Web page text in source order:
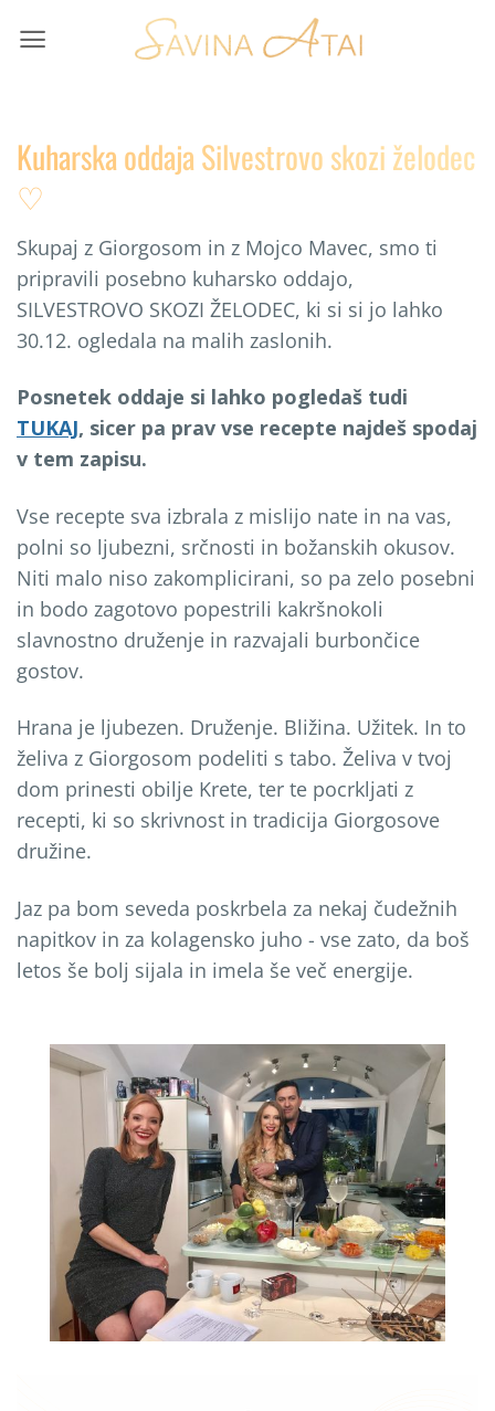
Kuharska oddaja Silvestrovo skozi želodec
♡
Skupaj z Giorgosom in z Mojco Mavec, smo ti
pripravili posebno kuharsko oddajo,
SILVESTROVO SKOZI ŽELODEC, ki si si jo lahko
30.12. ogledala na malih zaslonih.
Posnetek oddaje si lahko pogledaš tudi
TUKAJ, sicer pa prav vse recepte najdeš spodaj
v tem zapisu.
Vse recepte sva izbrala z mislijo nate in na vas,
polni so ljubezni, srčnosti in božanskih okusov.
Niti malo niso zakomplicirani, so pa zelo posebni
in bodo zagotovo popestrili kakršnokoli
slavnostno druženje in razvajali burbončice
gostov.
Hrana je ljubezen. Druženje. Bližina. Užitek. In to
želiva z Giorgosom podeliti s tabo. Želiva v tvoj
dom prinesti obilje Krete, ter te pocrkljati z
recepti, ki so skrivnost in tradicija Giorgosove
družine.
Jaz pa bom seveda poskrbela za nekaj čudežnih
napitkov in za kolagensko juho - vse zato, da boš
letos še bolj sijala in imela še več energije.